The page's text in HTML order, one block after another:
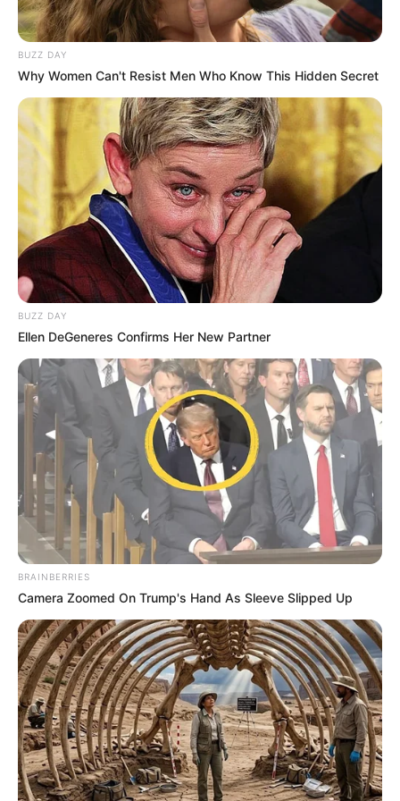
Zoom Diamant (2): un « visiteur » ambitieux mais encore à
découvrir à Vincennes
En revanche, Zoom Diamant (2), présenté par le redoutable
Paul Hagoort, constitue une inconnue séduisante. En effet,
il arrive en pleine forme après une victoire nette en
Allemagne. Cependant, il débute sur la Grande Piste
parisienne, ce qui complique son évaluation. Même s’il
semble plus à l’aise sur les parcours de vitesse, ses
performances récentes plaident en sa faveur. En outre, il
possède des lignes intéressantes, notamment face à
Carloforte Font, bon cheval vu à Vincennes. Grâce au
savoir-faire de son entourage, il pourrait créer la surprise.
Finalement, malgré le manque de repères locaux, il mérite
d’être suivi avec beaucoup d’attention.
L’analyse du Bruit d’écurie du Quinté
Keno Pettevinière (15): un outsider redoutable dans ce
contexte
Pour conclure cette analyse, Keno Pettevinière (15) fait
preuve d’une régularité exemplaire, jamais disqualifié en
29 courses. De plus, il apprécie particulièrement ce
parcours sélectif des 2 850 mètres de Vincennes. Déjà
vainqueur ici début février dans un bon style, il a
récemment montré une belle pointe finale à Enghien. S’il
peut patienter jusqu’à l’entrée de la ligne droite, il sait
accélérer fort. Par ailleurs, son engagement est favorable,
et son association avec David Thomain apporte une
garantie de sérieux. Dès lors, ce cheval dur à l’effort peut
aisément intégrer la bonne combinaison du Quinté+.
Résumé des conseils et de l’Analyse base
Quinté:
BUZZ DAY
Why Women Can't Resist Men Who Know This Hidden Secret
BUZZ DAY
Ellen DeGeneres Confirms Her New Partner
BRAINBERRIES
Camera Zoomed On Trump's Hand As Sleeve Slipped Up